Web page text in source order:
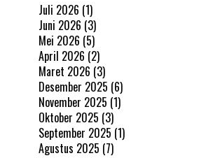
Juli 2026 (1)
Juni 2026 (3)
Mei 2026 (5)
April 2026 (2)
Maret 2026 (3)
Desember 2025 (6)
November 2025 (1)
Oktober 2025 (3)
September 2025 (1)
Agustus 2025 (7)